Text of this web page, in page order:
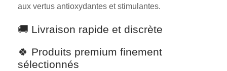
aux vertus antioxydantes et stimulantes.
🚚 Livraison rapide et discrète
🍀 Produits premium finement
sélectionnés